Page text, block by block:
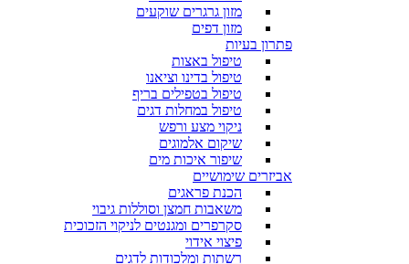
מזון גרגרים שוקעים
מזון דפים
פתרון בעיות
טיפול באצות
טיפול בדינו וציאנו
טיפול בטפילים בריף
טיפול במחלות דגים
ניקוי מצע ורפש
שיקום אלמוגים
שיפור איכות מים
אביזרים שימושיים
הכנת פראגים
משאבות חמצן וסוללות גיבוי
סקרפרים ומגנטים לניקוי הזכוכית
פיצוי אידוי
רשתות ומלכודות לדגים